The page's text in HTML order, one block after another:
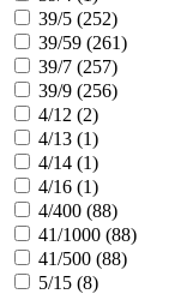
39/5 (252)
39/59 (261)
39/7 (257)
39/9 (256)
4/12 (2)
4/13 (1)
4/14 (1)
4/16 (1)
4/400 (88)
41/1000 (88)
41/500 (88)
5/15 (8)